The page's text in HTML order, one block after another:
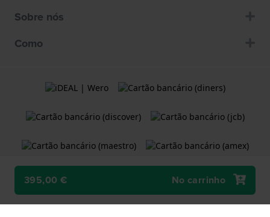
395,00 € No carrinho
Sobre nós
Como